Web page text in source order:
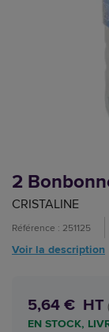
2
CRISTALINE
Référence : 251125
Voir la description
5,64 € HT
EN STOCK,